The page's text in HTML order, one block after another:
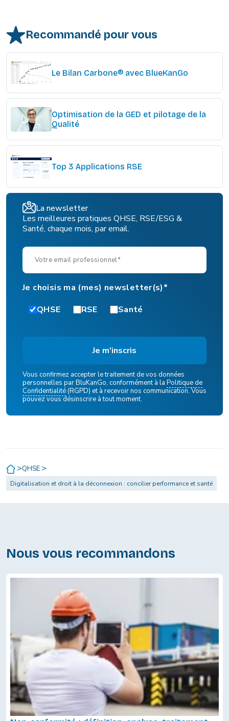
Recommandé pour vous
Le Bilan Carbone® avec BlueKanGo
Optimisation de la GED et pilotage de la
Qualité
Top 3 Applications RSE
La newsletter
Les meilleures pratiques QHSE, RSE/ESG &
Santé, chaque mois, par email.
Je choisis ma (mes) newsletter(s)*
QHSE
RSE Santé
Vous confirmez accepter le traitement de vos données
personnelles par BluKanGo, conformément à la Politique de
Confidentialité(RGPD) et à recevoir nos communication. Vous
pouvez vous désinscrire à tout moment.
>QHSE >
Digitalisation et droit à la déconnexion : concilier performance et santé
Nous vous recommandons